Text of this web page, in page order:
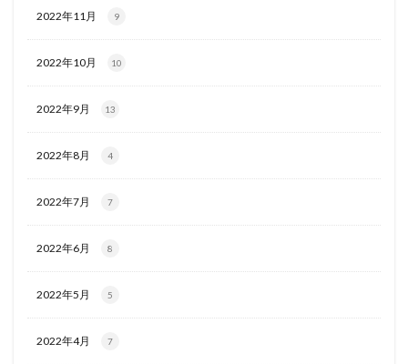
2022年11月 9
2022年10月 10
2022年9月 13
2022年8月 4
2022年7月 7
2022年6月 8
2022年5月 5
2022年4月 7